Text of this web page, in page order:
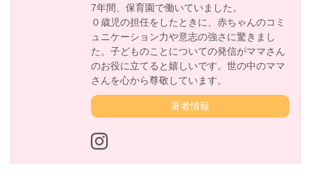
7年間、保育園で働いていました。
０歳児の担任をしたときに、赤ちゃんのコミ
ュニケーション力や意志の強さに驚きまし
た。子どものことについての発信がママさん
のお役に立てると嬉しいです。世の中のママ
さんを心から尊敬しています。
著者情報